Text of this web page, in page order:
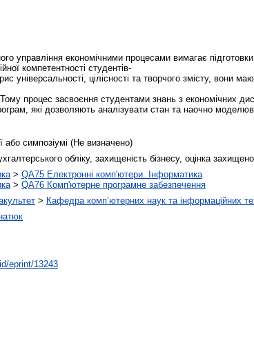
управління економічними процесами вимагає
компетентності студентів-
універсальності, цілісності та творчого змісту, вони
Тому процес засвоєння студентами знань з економічних
які дозволяють аналізувати стан та наочно
або симпозіумі (Не визначено)
обліку, захищеність бізнесу, оцінка
> QA75 Електронні комп'ютери. Інформатика
> QA76 Комп'ютерне програмне забезпечення
> Кафедра комп’ютерних наук та інформаційних
eprint/13243